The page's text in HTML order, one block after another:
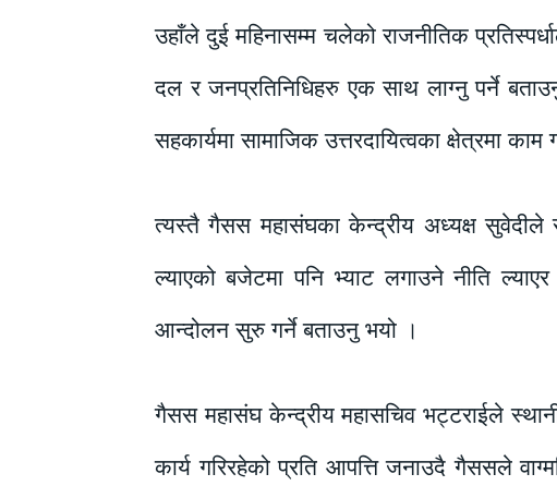
उहाँले दुई महिनासम्म चलेको राजनीतिक
दल र जनप्रतिनिधिहरु एक साथ लाग्नु पर्ने
सहकार्यमा सामाजिक उत्तरदायित्वका क्षेत्रमा काम
त्यस्तै गैसस महासंघका केन्द्रीय अध्यक्ष सुवेदीले
ल्याएको बजेटमा पनि भ्याट लगाउने नीति
आन्दोलन सुरु गर्ने बताउनु भयो ।
गैसस महासंघ केन्द्रीय महासचिव भट्टराईले
कार्य गरिरहेको प्रति आपत्ति जनाउदै गैससले